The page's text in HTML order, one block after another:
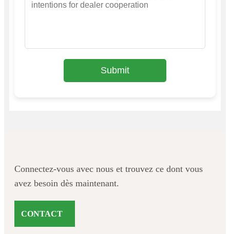
Submit
Connectez-vous avec nous et trouvez ce dont vous
avez besoin dès maintenant.
CONTACT